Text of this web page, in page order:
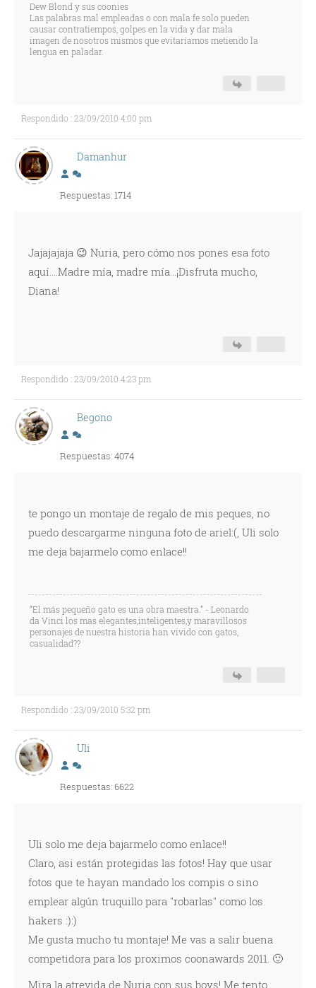
Dew Blond y sus coonies
Las palabras mal empleadas o con mala fe solo pueden
causar contratiempos, golpes en la vida y dar mala
imagen de nosotros mismos que evitaríamos metiendo la
lengua en paladar.
Respondido : 23/09/2010 4:00 pm
Damanhur
Respuestas: 1714
Jajajajaja 😉 Nuria, pero cómo nos pones esa foto
aquí....Madre mía, madre mía...¡Disfruta mucho,
Diana!
Respondido : 23/09/2010 4:23 pm
Begono
Respuestas: 4074
te pongo un montaje de regalo de mis peques, no
puedo descargarme ninguna foto de ariel:(, Uli solo
me deja bajarmelo como enlace!!
“El más pequeño gato es una obra maestra.” - Leonardo
da Vinci los mas elegantes,inteligentes,y maravillosos
personajes de nuestra historia han vivido con gatos,
casualidad??
Respondido : 23/09/2010 5:32 pm
Uli
Respuestas: 6622
Uli solo me deja bajarmelo como enlace!!
Claro, asi están protegidas las fotos! Hay que usar
fotos que te hayan mandado los compis o sino
emplear algún truquillo para "robarlas" como los
hakers :):)
Me gusta mucho tu montaje! Me vas a salir buena
competidora para los proximos coonawards 2011. 🙂
Mira la atrevida de Nuria con sus boys! Me tento